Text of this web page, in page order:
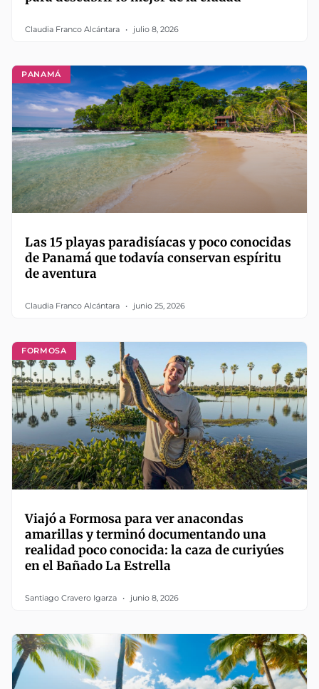
Claudia Franco Alcántara julio 8, 2026
PANAMÁ
Las 15 playas paradisíacas y poco conocidas
de Panamá que todavía conservan espíritu
de aventura
Claudia Franco Alcántara junio 25, 2026
FORMOSA
Viajó a Formosa para ver anacondas
amarillas y terminó documentando una
realidad poco conocida: la caza de curiyúes
en el Bañado La Estrella
Santiago Cravero Igarza junio 8, 2026